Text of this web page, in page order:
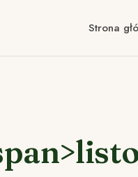
Strona